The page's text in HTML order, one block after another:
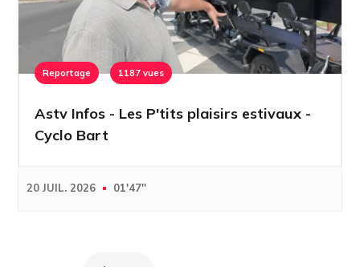
Reportage 1187 vues
Astv Infos - Les P'tits plaisirs estivaux -
Cyclo Bart
20 JUIL. 2026 01'47''